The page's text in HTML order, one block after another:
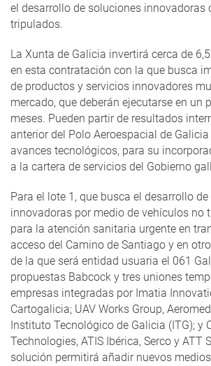
el desarrollo de soluciones innovadoras
tripulados.
La Xunta de Galicia invertirá cerca de
en esta contratación con la que busca
de productos y servicios innovadores
mercado, que deberán ejecutarse en un
meses. Pueden partir de resultados
anterior del Polo Aeroespacial de
avances tecnológicos, para su
a la cartera de servicios del Gobierno
Para el lote 1, que busca el desarrollo
innovadoras por medio de vehículos no
para la atención sanitaria urgente en
acceso del Camino de Santiago y en
de la que será entidad usuaria el 061
propuestas Babcock y tres uniones
empresas integradas por Imatia
Cartogalicia; UAV Works Group,
Instituto Tecnológico de Galicia (ITG); y
Technologies, ATIS Ibérica, Serco y ATT
solución permitirá añadir nuevos